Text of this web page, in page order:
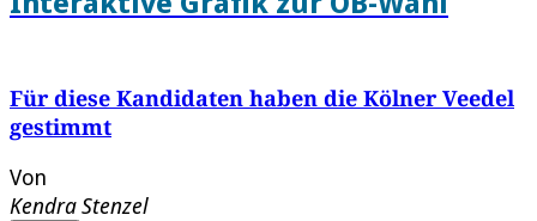
Für diese Kandidaten haben die Kölner Veedel
gestimmt
Von
Kendra Stenzel